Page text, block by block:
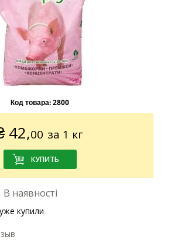
Код товара:2800
42,00 за 1 кг
наявності
купили